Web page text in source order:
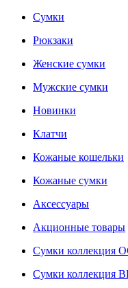
Сумки
Рюкзаки
Женские сумки
Мужские сумки
Новинки
Клатчи
Кожаные кошельки
Кожаные сумки
Аксессуары
Акционные товары
Сумки коллекция
Сумки коллекция